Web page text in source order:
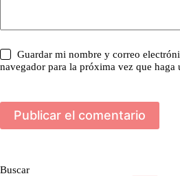
Guardar mi nombre y correo
navegador para la próxima vez que haga
Publicar el comentario
Buscar